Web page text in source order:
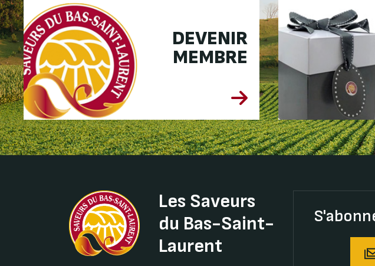
DEVENIR
MEMBRE
Les Saveurs
du Bas-Saint-
Laurent